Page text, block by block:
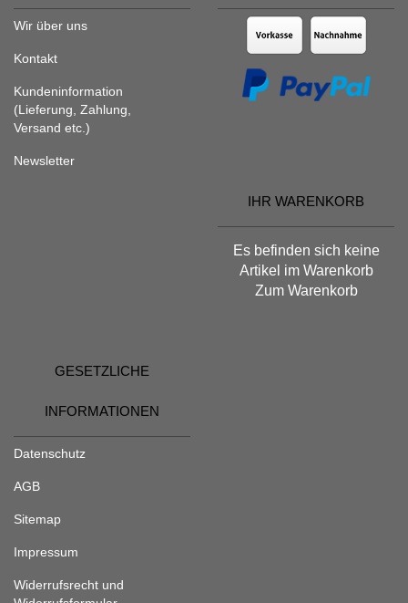
Wir über uns
Kontakt
Kundeninformation
(Lieferung, Zahlung,
Versand etc.)
Newsletter
IHR WARENKORB
Es befinden sich keine
Artikel im Warenkorb
Zum Warenkorb
GESETZLICHE
INFORMATIONEN
Datenschutz
AGB
Sitemap
Impressum
Widerrufsrecht und